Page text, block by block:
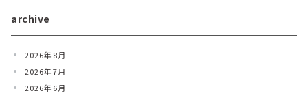
archive
2026年8月
2026年7月
2026年6月